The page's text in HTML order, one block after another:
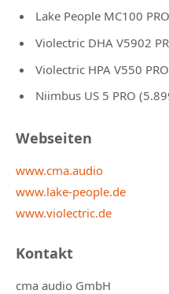
Lake People MC100
Violectric DHA V5902
Violectric HPA V550
Niimbus US 5 PRO
Webseiten
www.cma.audio
www.lake-people.de
www.violectric.de
Kontakt
cma audio GmbH